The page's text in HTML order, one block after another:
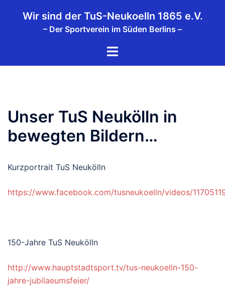
Wir sind der TuS-Neukoelln 1865 e.V.
– Der Sportverein im Süden Berlins –
Menü
Unser TuS Neukölln in
bewegten Bildern…
Kurzportrait TuS Neukölln
https://www.facebook.com/tusneukoelln/videos/
150-Jahre TuS Neukölln
http://www.hauptstadtsport.tv/tus-neukoelln-150-
jahre-jubilaeumsfeier/